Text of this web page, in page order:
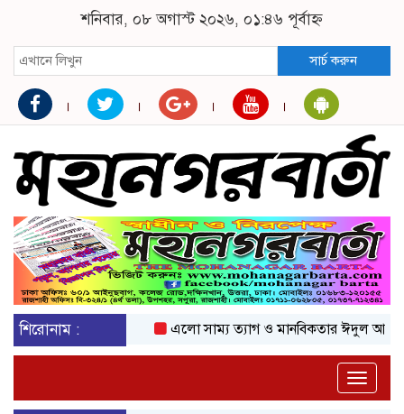
শনিবার, ০৮ অগাস্ট ২০২৬, ০১:৪৬ পূর্বাহ্ন
সার্চ করুন
শিরোনাম : এলো সাম্য ত্যাগ ও মানবিকতার ঈদুল আজহা
Toggle